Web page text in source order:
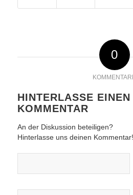
0
HINTERLASSE EINEN
KOMMENTAR
An der Diskussion beteiligen?
Hinterlasse uns deinen Kommentar!